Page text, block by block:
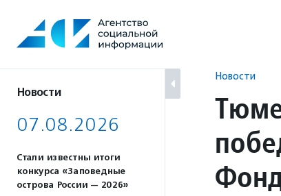
содержанию
Новости
07.08.2026
Стали известны итоги
конкурса «Заповедные
острова России — 2026»
Новости